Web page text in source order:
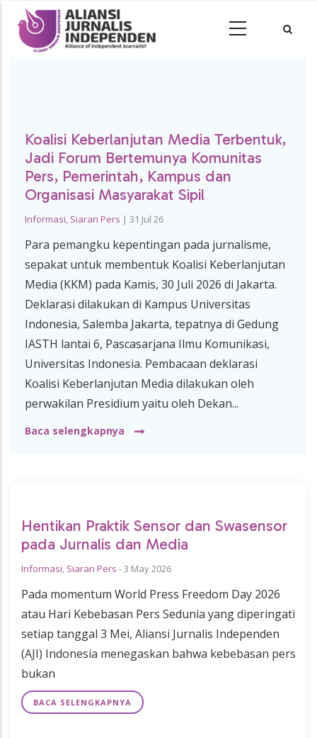
Koalisi Keberlanjutan Media Terbentuk,
Jadi Forum Bertemunya Komunitas
Pers, Pemerintah, Kampus dan
Organisasi Masyarakat Sipil
Informasi, Siaran Pers | 31 Jul 26
Para pemangku kepentingan pada jurnalisme,
sepakat untuk membentuk Koalisi Keberlanjutan
Media (KKM) pada Kamis, 30 Juli 2026 di Jakarta.
Deklarasi dilakukan di Kampus Universitas
Indonesia, Salemba Jakarta, tepatnya di Gedung
IASTH lantai 6, Pascasarjana Ilmu Komunikasi,
Universitas Indonesia. Pembacaan deklarasi
Koalisi Keberlanjutan Media dilakukan oleh
perwakilan Presidium yaitu oleh Dekan...
Baca selengkapnya
Hentikan Praktik Sensor dan Swasensor
pada Jurnalis dan Media
Informasi, Siaran Pers -3 May 2026
Pada momentum World Press Freedom Day 2026
atau Hari Kebebasan Pers Sedunia yang diperingati
setiap tanggal 3 Mei, Aliansi Jurnalis Independen
(AJI) Indonesia menegaskan bahwa kebebasan pers
bukan
BACA SELENGKAPNYA